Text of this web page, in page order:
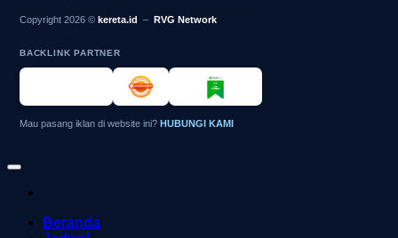
Copyright 2026 © kereta.id – RVG Network
BACKLINK PARTNER
Mau pasang iklan di website ini? HUBUNGI KAMI
Beranda